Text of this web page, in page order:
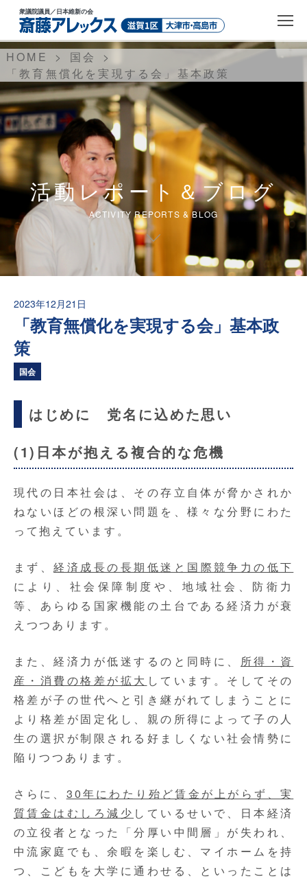
衆議院議員／日本維新の会
活動レポート＆ブログ
ACTIVITY REPORTS & BLOG
HOME
国会
「教育無償化を実現する会」基本政策
2023年12月21日
「教育無償化を実現する会」基本政
策
国会
はじめに 党名に込めた思い
(1)日本が抱える複合的な危機
現代の日本社会は、その存立自体が脅かされか
ねないほどの根深い問題を、様々な分野にわた
って抱えています。
まず、経済成長の長期低迷と国際競争力の低下
により、社会保障制度や、地域社会、防衛力
等、あらゆる国家機能の土台である経済力が衰
えつつあります。
また、経済力が低迷するのと同時に、 所得・資
産・消費の格差が拡大 しています。そしてその
格差が子の世代へと引き継がれてしまうことに
より格差が固定化し、親の所得によって子の人
生の選択が制限される好ましくない社会情勢に
陥りつつあります。
さらに、 30年にわたり殆ど賃金が上がらず、実
質賃金はむしろ減少 しているせいで、日本経済
の立役者となった「分厚い中間層」が失われ、
中流家庭でも、余暇を楽しむ、マイホームを持
つ、こどもを大学に通わせる、といったことは